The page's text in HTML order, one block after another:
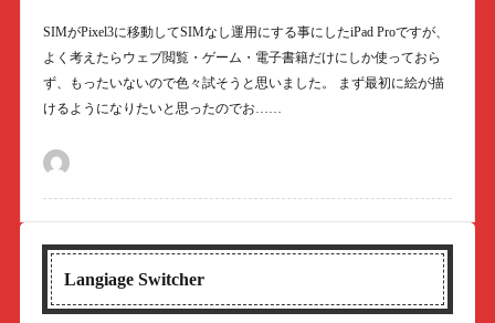
SIMがPixel3に移動してSIMなし運用にする事にしたiPad Proですが、
よく考えたらウェブ閲覧・ゲーム・電子書籍だけにしか使っておら
ず、もったいないので色々試そうと思いました。 まず最初に絵が描
けるようになりたいと思ったのでお……
Langiage Switcher